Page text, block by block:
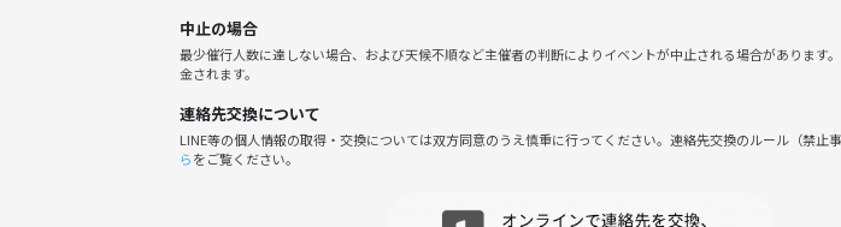
・コーヒーが好き
・カフェ巡りが好き
・おしゃれな趣味を増やしたい
・新しい人とゆるく話すのが好き
・コーヒーを通じて繋がりが欲しい
中止の場合
最少催行人数に達しない場合、および天候不順など主催者の判断によりイベントが中止される場合があります
金されます。
連絡先交換について
LINE等の個人情報の取得・交換については双方同意のうえ慎重に行ってください。連絡先交換のルール（禁止
らをご覧ください。